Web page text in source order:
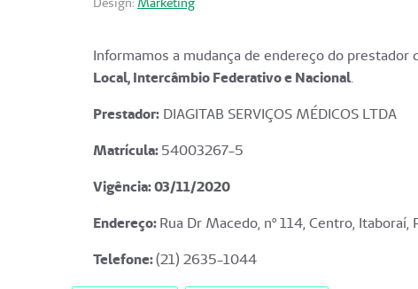
Informamos a mudança de endereço do
Local, Intercâmbio Federativo e Nacional.
Prestador: DIAGITAB SERVIÇOS MÉDICOS LTDA
Matrícula:54003267-5
Vigência: 03/11/2020
Endereço:Rua Dr Macedo, nº 114, Centro, Itaboraí,
Telefone:(21) 2635-1044